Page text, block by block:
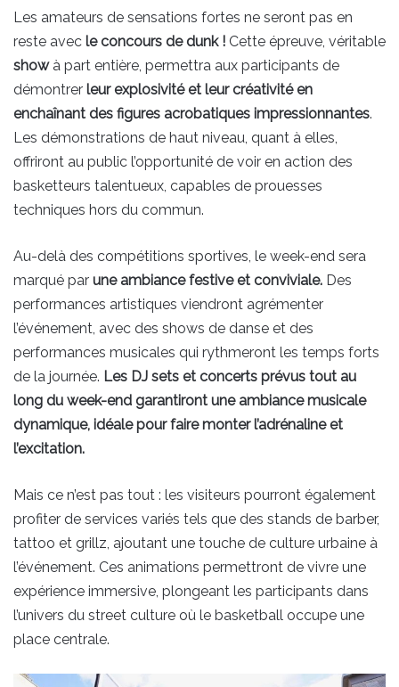
Les amateurs de sensations fortes ne seront pas en
reste avec le concours de dunk ! Cette épreuve, véritable
showà part entière, permettra aux participants de
démontrer leur explosivité et leur créativité en
enchaînant des figures acrobatiques impressionnantes.
Les démonstrations de haut niveau, quant à elles,
offriront au public l’opportunité de voir en action des
basketteurs talentueux, capables de prouesses
techniques hors du commun.
Au-delà des compétitions sportives, le week-end sera
marqué par une ambiance festive et conviviale. Des
performances artistiques viendront agrémenter
l’événement, avec des shows de danse et des
performances musicales qui rythmeront les temps forts
de la journée. Les DJ sets et concerts prévus tout au
long du week-end garantiront une ambiance musicale
dynamique, idéale pour faire monter l’adrénaline et
l’excitation.
Mais ce n’est pas tout : les visiteurs pourront également
profiter de services variés tels que des stands de barber,
tattoo et grillz, ajoutant une touche de culture urbaine à
l’événement. Ces animations permettront de vivre une
expérience immersive, plongeant les participants dans
l’univers du street culture où le basketball occupe une
place centrale.